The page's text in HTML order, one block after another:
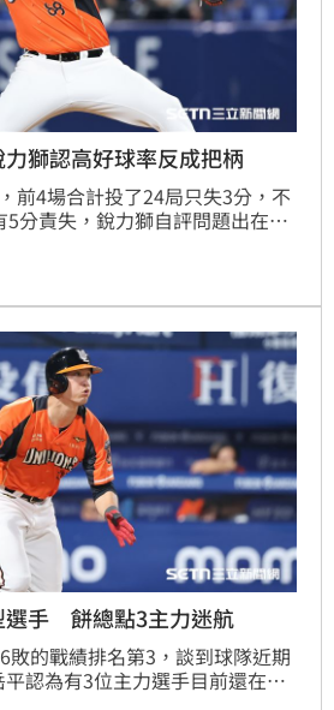
獅認高好球率反成把柄
前4場合計投了24局只失3分，不
分責失，銳力獅自評問題出在，
選手 餅總點3主力迷航
敗的戰績排名第3，談到球隊近期
認為有3位主力選手目前還在迷